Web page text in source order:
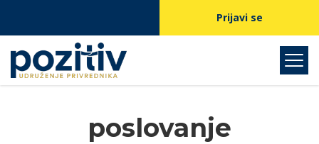
Prijavi se
poslovanje